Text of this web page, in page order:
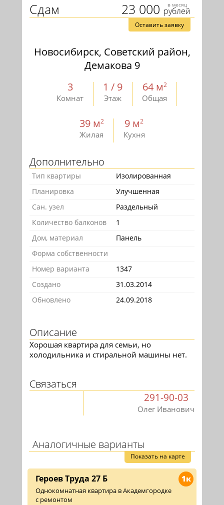
23 000 в месяц
рублей
Сдам
Оставить заявку
Новосибирск, Советский район,
Демакова 9
3
Комнат
1 / 9
Этаж
64 м2
Общая
39 м2
Жилая
9 м2
Кухня
Дополнительно
Тип квартиры
Изолированная
Планировка
Улучшенная
Сан. узел
Раздельный
Количество балконов
1
Дом, материал
Панель
Форма собственности
Номер варианта
1347
Создано
31.03.2014
Обновлено
24.09.2018
Описание
Хорошая квартира для семьи, но
холодильника и стиральной машины нет.
Связаться
291-90-03
Олег Иванович
Аналогичные варианты
Показать на карте
1к
Героев Труда 27 Б
Однокомнатная квартира в Академгородке
с ремонтом